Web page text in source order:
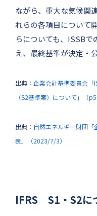
ながら、重大な気候関
れらの各項目について
らについても、ISSBで
え、最終基準が決定・
出典： 企業会計基準委員会
（S2基準案）について」（
出典： 自然エネルギー財団
表」（2023/7/3）
IFRS S1・S2に